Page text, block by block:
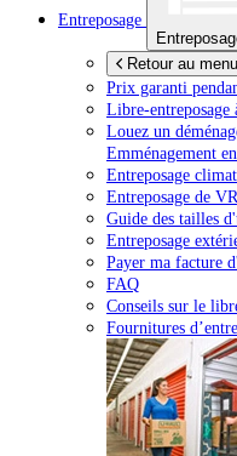
Entreposage
Retour au
Prix garanti
Libre-entreposage
Louez un
Emménagement
Entreposage
Entreposage de
Guide des tailles
Entreposage
Payer ma facture
FAQ
Conseils sur le
Fournitures